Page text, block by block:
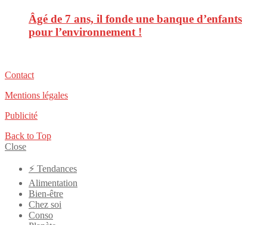
Âgé de 7 ans, il fonde une banque d’enfants
pour l’environnement !
Contact
Mentions légales
Publicité
Back to Top
Close
⚡️ Tendances
Alimentation
Bien-être
Chez soi
Conso